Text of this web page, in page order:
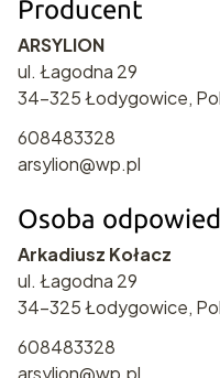
Producent
ARSYLION
ul. Łagodna 29
34-325 Łodygowice,
608483328
arsylion@wp.pl
Osoba
Arkadiusz Kołacz
ul. Łagodna 29
34-325 Łodygowice,
608483328
arsylion@wp.pl